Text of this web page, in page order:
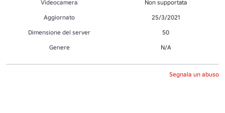
Videocamera
Non supportata
Aggiornato
25/3/2021
Dimensione del server
50
Genere
N/A
Segnala un abuso